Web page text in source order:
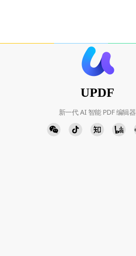
UPDF
新一代 AI 智能 PDF 编辑器